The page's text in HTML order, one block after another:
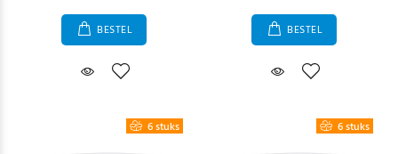
BESTEL BESTEL
6 stuks 6 stuks